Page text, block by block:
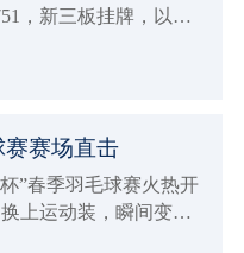
，新三板挂牌，以下
洁净室微污染整体解
赛赛场直击
”春季羽毛球赛火热开
上运动装，瞬间变